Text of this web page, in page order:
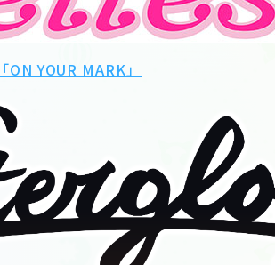
YOUR MARK」